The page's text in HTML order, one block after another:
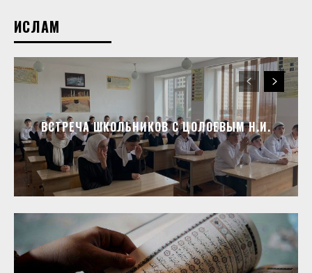
ИСЛАМ
ВСТРЕЧА ШКОЛЬНИКОВ С ЦОЛОЕВЫМ Н.И.